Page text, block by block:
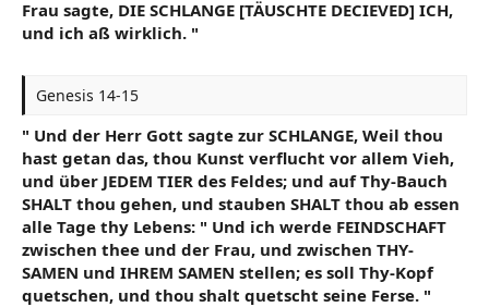
Frau sagte, DIE SCHLANGE [TÄUSCHTE DECIEVED] ICH,
und ich aß wirklich. "
Genesis 14-15
" Und der Herr Gott sagte zur SCHLANGE, Weil thou
hast getan das, thou Kunst verflucht vor allem Vieh,
und über JEDEM TIER des Feldes; und auf Thy-Bauch
SHALT thou gehen, und stauben SHALT thou ab essen
alle Tage thy Lebens: " Und ich werde FEINDSCHAFT
zwischen thee und der Frau, und zwischen THY-
SAMEN und IHREM SAMEN stellen; es soll Thy-Kopf
quetschen, und thou shalt quetscht seine Ferse. "